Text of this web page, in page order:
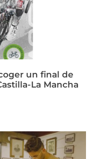
un final de
La Mancha